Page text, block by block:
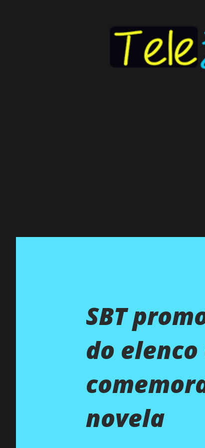
SBT
do
novela